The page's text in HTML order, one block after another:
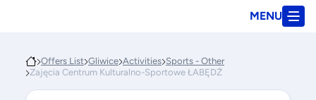
MENU
Offers List Gliwice Activities Sports - Other
Zajęcia Centrum Kulturalno-Sportowe ŁABĘDŹ